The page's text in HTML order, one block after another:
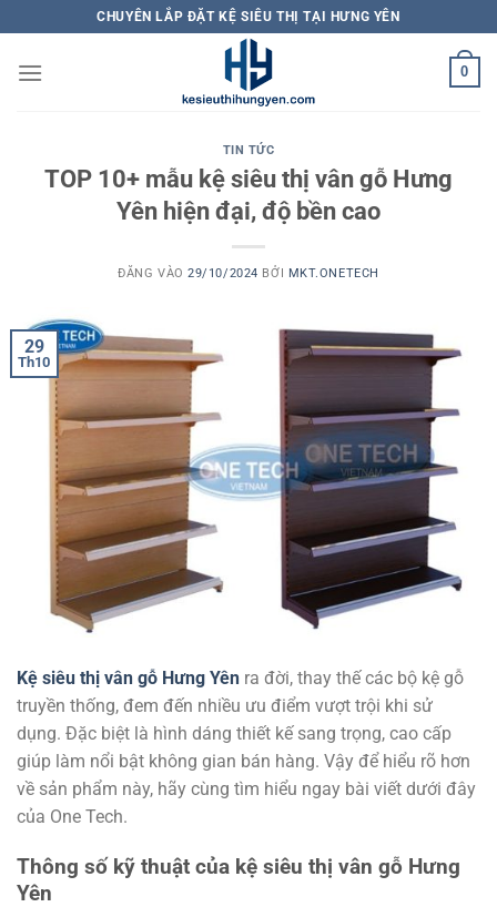
qua
nội
CHUYÊN LẮP ĐẶT KỆ SIÊU THỊ TẠI HƯNG YÊN
0
TIN TỨC
TOP 10+ mẫu kệ siêu thị vân gỗ Hưng
Yên hiện đại, độ bền cao
ĐĂNG VÀO29/10/2024 BỞI MKT.ONETECH
29
Th10
Kệ siêu thị vân gỗ Hưng Yên ra đời, thay thế các bộ kệ gỗ
truyền thống, đem đến nhiều ưu điểm vượt trội khi sử
dụng. Đặc biệt là hình dáng thiết kế sang trọng, cao cấp
giúp làm nổi bật không gian bán hàng. Vậy để hiểu rõ hơn
về sản phẩm này, hãy cùng tìm hiểu ngay bài viết dưới đây
của One Tech.
Thông số kỹ thuật của kệ siêu thị vân gỗ Hưng
Yên